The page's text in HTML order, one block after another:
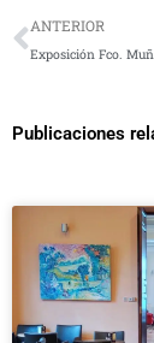
Ant
ANTERIOR
Exposición Fco.
Publicaciones